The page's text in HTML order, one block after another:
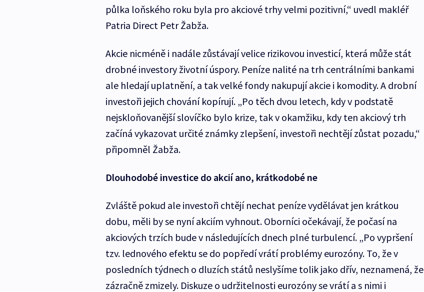
půlka loňského roku byla pro akciové trhy velmi pozitivní,“ uvedl makléř
Patria Direct Petr Žabža.
Akcie nicméně i nadále zůstávají velice rizikovou investicí, která může stát
drobné investory životní úspory. Peníze nalité na trh centrálními bankami
ale hledají uplatnění, a tak velké fondy nakupují akcie i komodity. A drobní
investoři jejich chování kopírují. „Po těch dvou letech, kdy v podstatě
nejskloňovanější slovíčko bylo krize, tak v okamžiku, kdy ten akciový trh
začíná vykazovat určité známky zlepšení, investoři nechtějí zůstat pozadu,“
připomněl Žabža.
Dlouhodobé investice do akcií ano, krátkodobé ne
Zvláště pokud ale investoři chtějí nechat peníze vydělávat jen krátkou
dobu, měli by se nyní akciím vyhnout. Oborníci očekávají, že počasí na
akciových trzích bude v následujících dnech plné turbulencí. „Po vypršení
tzv. lednového efektu se do popředí vrátí problémy eurozóny. To, že v
posledních týdnech o dluzích států neslyšíme tolik jako dřív, neznamená, že
zázračně zmizely. Diskuze o udržitelnosti eurozóny se vrátí a s nimi i